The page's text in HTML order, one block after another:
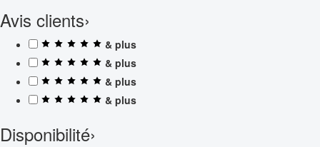
Avis clients›
& plus
& plus
& plus
& plus
Disponibilité›